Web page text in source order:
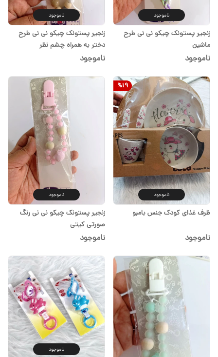
ناموجود
زنجیر پستونک چیکو نی نی طرح
ماشین
ناموجود
ناموجود
زنجیر پستونک چیکو نی نی طرح
دختر به همراه چشم نظر
ناموجود
%19
ناموجود
ظرف غذای کودک جنس بامبو
ناموجود
ناموجود
زنجیر پستونک چیکو نی نی رنگ
صورتی کیتی
ناموجود
ناموجود